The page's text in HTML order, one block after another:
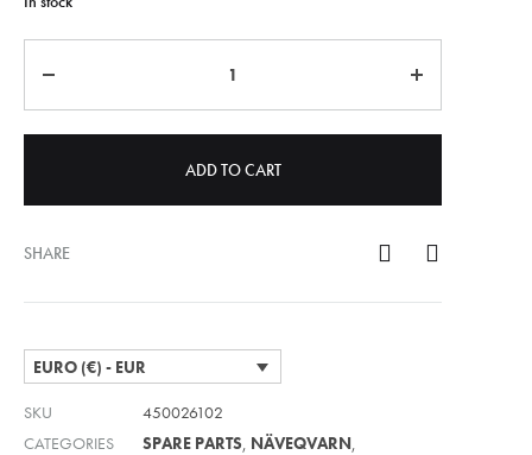
ADD TO CART
SHARE
EURO (€) - EUR
SKU
450026102
CATEGORIES
SPARE PARTS NÄVEQVARN